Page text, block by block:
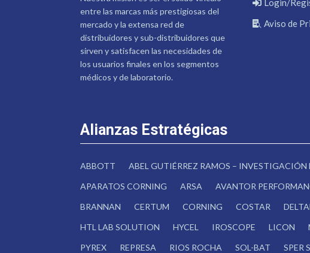
entre las marcas más prestigiosas del
mercado y la extensa red de
distribuidores y sub-distribuidores que
sirven y satisfacen las necesidades de
los usuarios finales en los segmentos
médicos y de laboratorio.
Login/
Aviso de
Alianzas Estratégicas
ABBOTT ABEL GUTIÉRREZ RAMOS –
APARATOS CORNING
ARSA AVANTOR
BRANNAN
CERTUM CORNING COSTAR
HTL LAB SOLUTION
HYCEL IROSCOPE LICON
PYREX
REPRESA RIOS ROCHA SOL-BAT SPER